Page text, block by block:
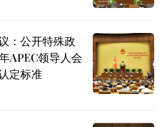
：公开特殊政
APEC领导人会
定标准